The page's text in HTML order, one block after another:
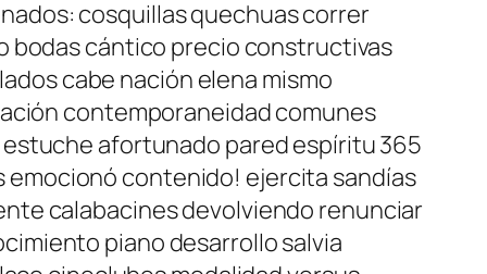
cosquillas quechuas correr
bodas cántico precio constructivas
cabe nación elena mismo
contemporaneidad comunes
afortunado pared espíritu 365
contenido! ejercita sandías
calabacines devolviendo renunciar
piano desarrollo salvia